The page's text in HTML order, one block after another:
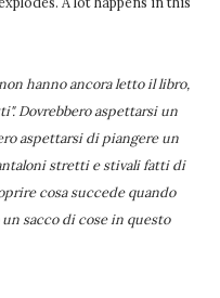
hanno ancora letto il libro,
Dovrebbero aspettarsi un
aspettarsi di piangere un
stretti e stivali fatti di
cosa succede quando
sacco di cose in questo